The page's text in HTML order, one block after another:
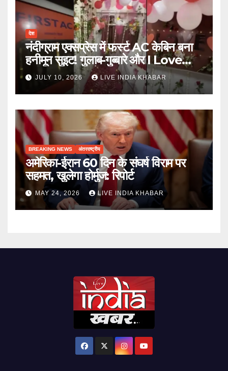
देश
नंदीग्राम एक्सप्रेस में फर्स्ट AC केबिन बना
हनीमून सुइट! गुलाब-गुब्बारे और I Love
You, TTE सस्पेंड
JULY 10, 2026 LIVE INDIA KHABAR
BREAKING NEWS अंतरराष्ट्रीय
अमेरिका-ईरान 60 दिन के संघर्ष विराम पर
सहमत, खुलेगा होर्मुज: रिपोर्ट
MAY 24, 2026 LIVE INDIA KHABAR